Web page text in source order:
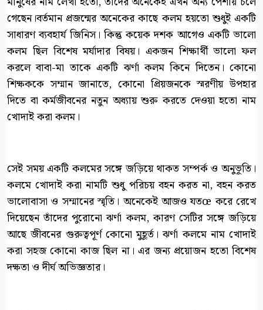
গেছেন।বর্তমান প্রজন্মের অনেকের কাছে কলম হয়তো শুধুই একটি
সাধারণ ব্যবহার্য জিনিস। কিন্তু কয়েক দশক আগেও একটি ভালো
কলম ছিল বিশেষ মর্যাদার বিষয়। একজন শিক্ষার্থী ভালো ফল
করলে বাবা-মা তাকে একটি ঝর্ণা কলম কিনে দিতেন। কোনো
শিক্ষককে সম্মান জানাতে, কোনো প্রিয়জনকে স্মরণীয় উপহার
দিতে বা কর্মজীবনের নতুন অধ্যায় শুরু করতে দেওয়া হতো নাম
খোদাই করা কলম।
সেই সময় একটি কলমের সঙ্গে জড়িয়ে থাকত সম্পর্ক ও অনুভূতি।
কলমে খোদাই করা নামটি শুধু পরিচয় বহন করত না, বহন করত
ভালোবাসা ও সম্মানের স্মৃতি। অনেকেই আজও যতœ করে রেখে
দিয়েছেন তাঁদের পুরোনো ঝর্ণা কলম, কারণ সেটির সঙ্গে জড়িয়ে
আছে জীবনের গুরুত্বপূর্ণ কোনো মুহূর্ত। ঝর্ণা কলমে নাম খোদাই
করা সহজ কোনো কাজ ছিল না। এর জন্য প্রয়োজন হতো বিশেষ
দক্ষতা ও দীর্ঘ অভিজ্ঞতার।